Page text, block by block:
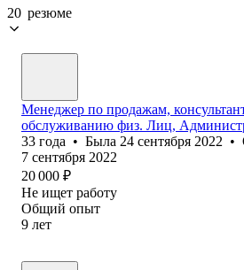
20 резюме
Менеджер по продажам,
обслуживанию физ. Лиц,
33 года • Была 24 сентября 2022 •
7 сентября 2022
20 000 ₽
Не ищет работу
Общий опыт
9 лет